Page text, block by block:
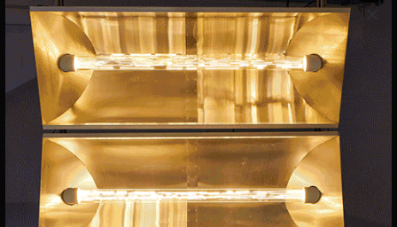
×
Dirección exibart.es
Carolina Ciuti
Administración
Evelyn Parretti
Marketing
Francesca Grismondi
Programación y diseño web
Giovanni Costante
Marcello Moi